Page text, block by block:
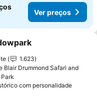
Ver preços
aos favoritos
1.623
Blair Drummond Safari and
com personalidade